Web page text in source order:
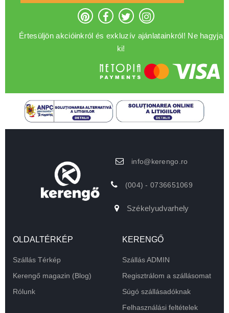
Értesüljön akcióinkról és exkluzív ajánlatainkról! Ne hagyja
ki!
info@kerengo.ro
(004) - 0736651069
Székelyudvarhely
OLDALTÉRKÉP
Szállás Térkép
Kerengő magazin (Blog)
Rólunk
KERENGŐ
Szállás ADMIN
Regisztrálom a szállásomat
Súgó szállásadóknak
Felhasználási feltételek